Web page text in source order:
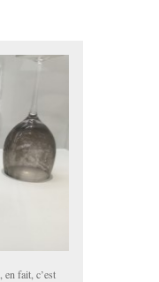
fait, c’est